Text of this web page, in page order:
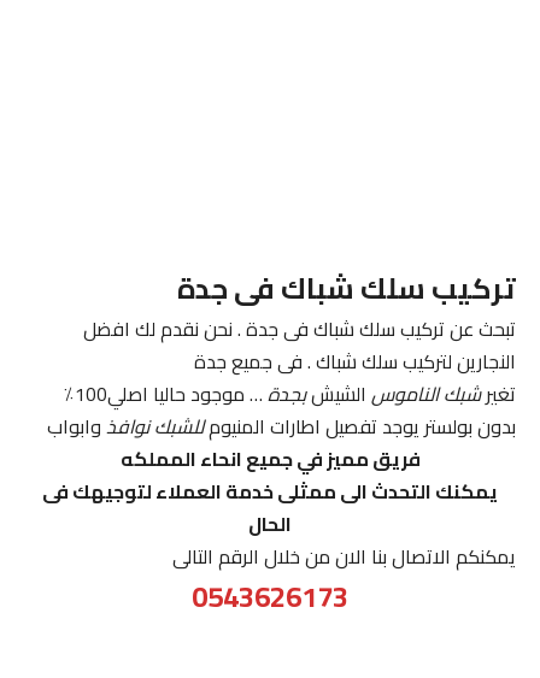
تركيب سلك شباك فى جدة
تبحث عن تركيب سلك شباك فى جدة . نحن نقدم لك افضل
النجارين لتركيب سلك شباك . فى جميع جدة
تغيرشبك الناموس الشيشبجدة
… موجود حاليا اصلي100٪
بدون بولستر يوجد تفصيل اطارات المنيومللشبك نوافذوابواب
فريق مميز في جميع انحاء المملكه
يمكنك التحدث الى ممثلى خدمة العملاء لتوجيهك فى
الحال
يمكنكم الاتصال بنا الان من خلال الرقم التالى
0543626173